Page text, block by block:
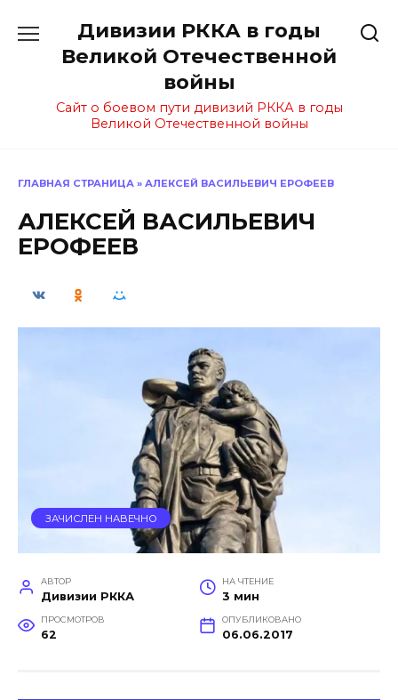
содержанию
Дивизии РККА в годы
Великой Отечественной
войны
Сайт о боевом пути дивизий РККА в годы
Великой Отечественной войны
ГЛАВНАЯ СТРАНИЦА » АЛЕКСЕЙ ВАСИЛЬЕВИЧ ЕРОФЕЕВ
АЛЕКСЕЙ ВАСИЛЬЕВИЧ
ЕРОФЕЕВ
ЗАЧИСЛЕН НАВЕЧНО
АВТОР
Дивизии РККА
НА ЧТЕНИЕ
3 мин
ПРОСМОТРОВ
62
ОПУБЛИКОВАНО
06.06.2017